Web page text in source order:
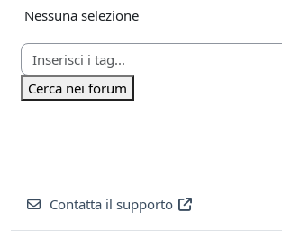
Elementi selezionati:
Nessuna selezione
Cerca nei forum
Contatta il supporto